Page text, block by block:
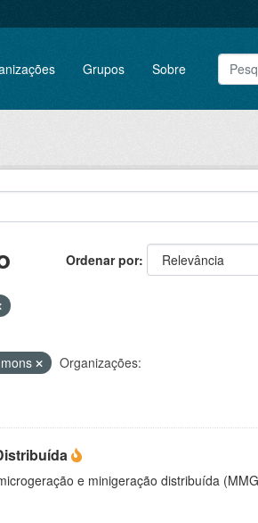
Grupos Sobre
Ordenar por
Organizações:
e minigeração distribuída